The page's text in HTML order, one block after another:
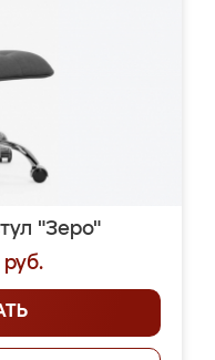
"Зеро"